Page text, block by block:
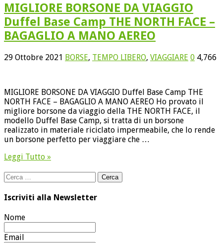
MIGLIORE BORSONE DA VIAGGIO
Duffel Base Camp THE NORTH FACE –
BAGAGLIO A MANO AEREO
29 Ottobre 2021 BORSE, TEMPO LIBERO, VIAGGIARE 0 4,766
MIGLIORE BORSONE DA VIAGGIO Duffel Base Camp THE
NORTH FACE – BAGAGLIO A MANO AEREO Ho provato il
migliore borsone da viaggio della THE NORTH FACE, il
modello Duffel Base Camp, si tratta di un borsone
realizzato in materiale riciclato impermeabile, che lo rende
un borsone perfetto per viaggiare che …
Leggi Tutto »
Ricerca
per:
Iscriviti alla Newsletter
Nome
Email